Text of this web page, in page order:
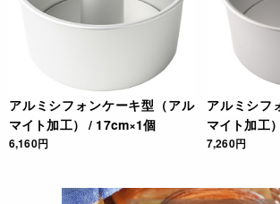
アルミシフォンケーキ型（アル
マイト加工） / 17cm×1個
6,160円
アルミシフ
マイト加工
7,260円